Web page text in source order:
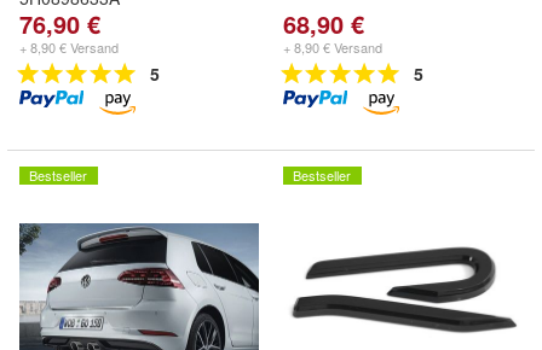
76,90 €
+ 8,90 € Versand
5
68,90 €
+ 8,90 € Versand
5
Bestseller Bestseller